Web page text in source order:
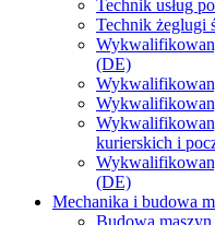
Technik usług
Technik żeglugi
(DE)
kurierskich i
(DE)
Mechanika i budowa
Budowa